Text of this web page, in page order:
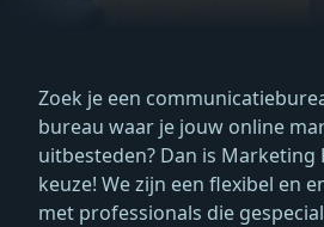
Zoek je een
bureau waar je jouw online
uitbesteden? Dan is Marketing
keuze! We zijn een flexibel en
met professionals die